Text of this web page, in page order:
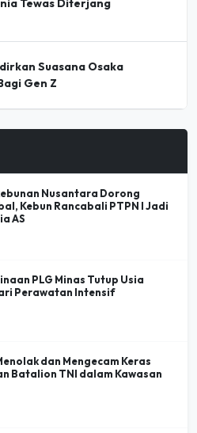
Tewas Diterjang
Suasana Osaka
Gen Z
Nusantara Dorong
Kebun Rancabali PTPN I Jadi
AS
PLG Minas Tutup Usia
Perawatan Intensif
dan Mengecam Keras
Batalion TNI dalam Kawasan